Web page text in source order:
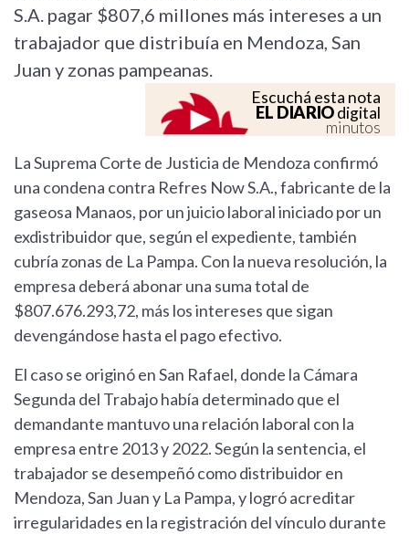
S.A. pagar $807,6 millones más intereses a un
trabajador que distribuía en Mendoza, San
Juan y zonas pampeanas.
Escuchá esta nota
EL DIARIOdigital
minutos
La Suprema Corte de Justicia de Mendoza confirmó
una condena contra Refres Now S.A., fabricante de la
gaseosa Manaos, por un juicio laboral iniciado por un
exdistribuidor que, según el expediente, también
cubría zonas de La Pampa. Con la nueva resolución, la
empresa deberá abonar una suma total de
$807.676.293,72, más los intereses que sigan
devengándose hasta el pago efectivo.
El caso se originó en San Rafael, donde la Cámara
Segunda del Trabajo había determinado que el
demandante mantuvo una relación laboral con la
empresa entre 2013 y 2022. Según la sentencia, el
trabajador se desempeñó como distribuidor en
Mendoza, San Juan y La Pampa, y logró acreditar
irregularidades en la registración del vínculo durante